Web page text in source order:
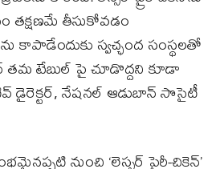
తక్షణమే తీసుకోవడం
కాపాడేందుకు స్వచ్ఛంద సంస్థలతో
తమ టేబుల్ పై చూడొద్దని కూడా
డైరెక్టర్, నేషనల్ ఆడుబాన్ సొసైటీ
నుంచి ‘లెస్సర్ ప్రైరీ-చికెన్’